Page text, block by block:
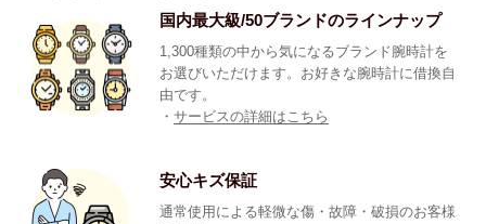
国内最大級/50ブランドのラインナップ
1,300種類の中から気になるブランド腕時計を
お選びいただけます。お好きな腕時計に借換自
由です。
・サービスの詳細はこちら
安心キズ保証
通常使用による軽微な傷・故障・破損のお客様